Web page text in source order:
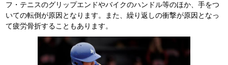
フ・テニスのグリップエンドやバイクのハンドル等のほか、手をつ
いての転倒が原因となります。また、繰り返しの衝撃が原因となっ
て疲労骨折することもあります。